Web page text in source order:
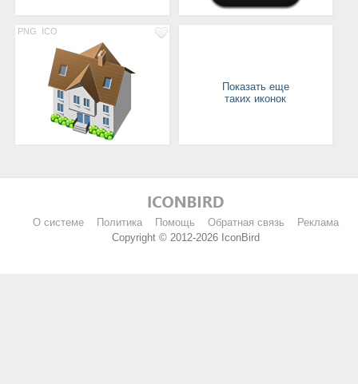
PNG ICO
Показать еще
таких иконок
О системе Политика Помощь Обратная связь
Реклама
Copyright © 2012-2026 IconBird